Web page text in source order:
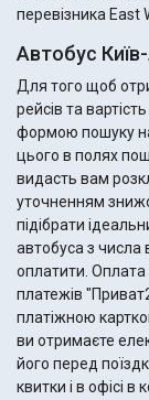
перевізника East
Автобус
Для того щоб
рейсів та
формою пошуку
цього в полях
видасть вам
уточненням знижок для
підібрати
автобуса з числа
оплатити. Оплата
платежів
платіжною карткою
ви отримаєте
його перед
квитки і в офісі в